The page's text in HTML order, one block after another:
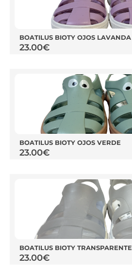
BOATILUS BIOTY OJOS LAVANDA
23.00€
BOATILUS BIOTY OJOS VERDE
23.00€
BOATILUS BIOTY TRANSPARENTE
23.00€